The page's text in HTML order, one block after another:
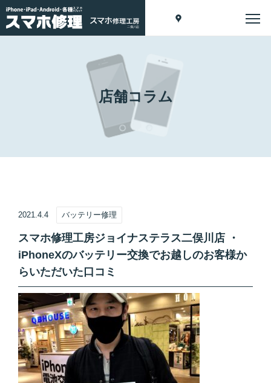
店舗コラム
2021.4.4 バッテリー修理
スマホ修理工房ジョイナステラス二俣川店 ・
iPhoneXのバッテリー交換でお越しのお客様か
らいただいた口コミ